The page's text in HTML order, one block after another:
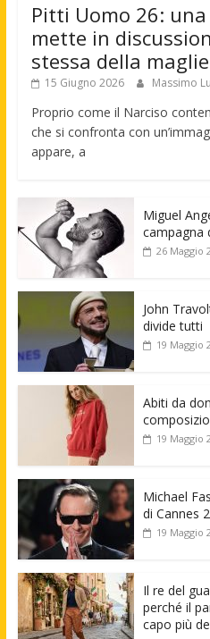
Pitti Uomo 26:
mette in
stessa della
15 Giugno 2026 Massimo
Proprio come il Narciso
che si confronta con
appare, a
Miguel
campagna
26 Maggio
John
divide tutti
19 Maggio
Abiti da
19 Maggio
Michael
di Cannes
19 Maggio
Il re del
perché il
capo più